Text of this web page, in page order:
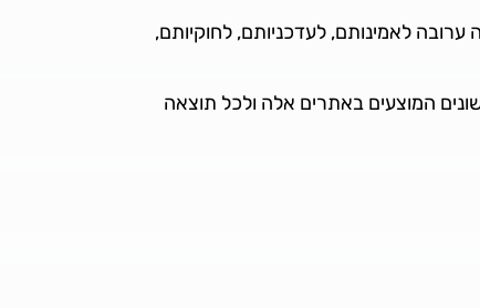
לאמינותם, לעדכניותם, לחוקיותם,
המוצעים באתרים אלה ולכל תוצאה